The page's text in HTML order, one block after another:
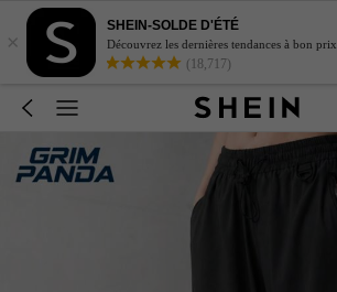
×
SHEIN-SOLDE D'ÉTÉ
Découvrez les dernières tendances à bon prix.
(18,717)